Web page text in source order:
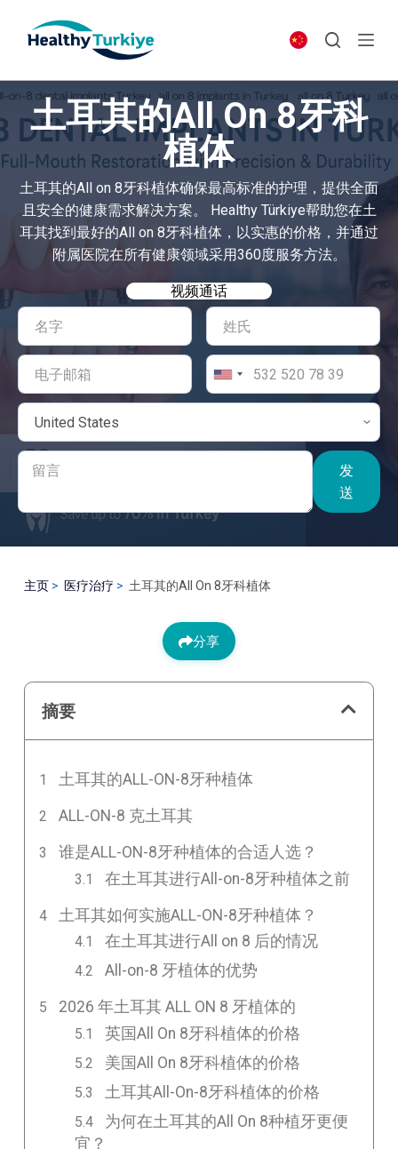
p
c
n
e
土耳其的All On 8牙科
植体
土耳其的All on 8牙科植体确保最高标准的护理，提供全面
且安全的健康需求解决方案。 Healthy Türkiye帮助您在土
耳其找到最好的All on 8牙科植体，以实惠的价格，并通过
附属医院在所有健康领域采用360度服务方法。
视频通话
发
送
主页 医疗治疗 土耳其的All On 8牙科植体
分享
摘要
土耳其的ALL-ON-8牙种植体
ALL-ON-8 克土耳其
谁是ALL-ON-8牙种植体的合适人选？
在土耳其进行All-on-8牙种植体之前
土耳其如何实施ALL-ON-8牙种植体？
在土耳其进行All on 8 后的情况
All-on-8 牙植体的优势
2026 年土耳其 ALL ON 8 牙植体的
英国All On 8牙科植体的价格
美国All On 8牙科植体的价格
土耳其All-On-8牙科植体的价格
为何在土耳其的All On 8种植牙更便
宜？